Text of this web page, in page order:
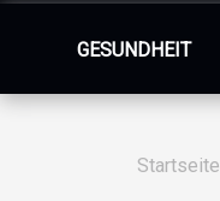
GESUNDHEIT
Startseite